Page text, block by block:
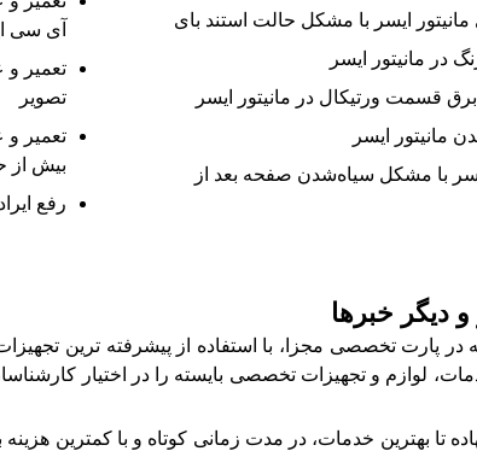
ایسر با مشکل حالت استند بای
در مانیتور ایسر
برق قسمت ورتیکال در مانیتور ایسر
مانیتور ایسر
با مشکل سیاه‌شدن صفحه بعد از
آی سی
تعمیر و
تصویر
تعمیر و
بیش از
رفع
و دیگر خبرها
پارت تخصصی مجزا، با استفاده از پیشرفته ترین
لوازم و تجهیزات تخصصی بایسته را در اختیار
تا بهترین خدمات، در مدت زمانی کوتاه و با کمترین